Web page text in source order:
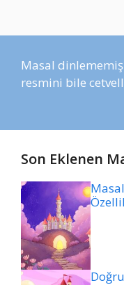
Masal
resmini bile
Son Eklenen